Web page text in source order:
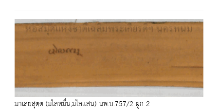
มาเลยฺสุตฺต (มไลหมื่น,มไลแสน) นพ.บ.757/2 ผูก 2